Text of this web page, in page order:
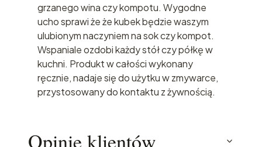
grzanego wina czy kompotu. Wygodne
ucho sprawi że że kubek będzie waszym
ulubionym naczyniem na sok czy kompot.
Wspaniale ozdobi każdy stół czy półkę w
kuchni. Produkt w całości wykonany
ręcznie, nadaje się do użytku w zmywarce,
przystosowany do kontaktu z żywnością.
Opinie klientów